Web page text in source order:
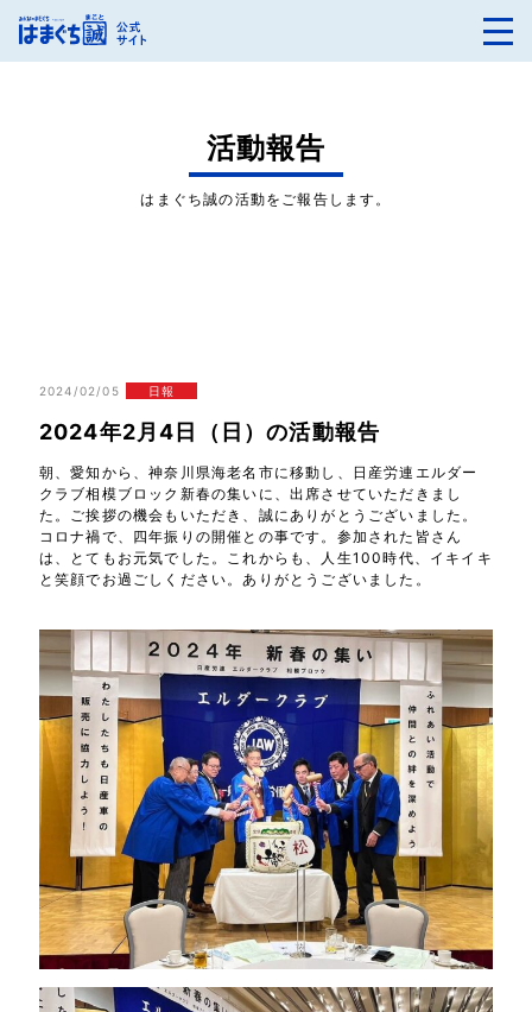
活動報告
はまぐち誠の活動をご報告します。
2024/02/05 日報
2024年2月4日（日）の活動報告
朝、愛知から、神奈川県海老名市に移動し、日産労連エルダー
クラブ相模ブロック新春の集いに、出席させていただきまし
た。ご挨拶の機会もいただき、誠にありがとうございました。
コロナ禍で、四年振りの開催との事です。参加された皆さん
は、とてもお元気でした。これからも、人生100時代、イキイキ
と笑顔でお過ごしください。ありがとうございました。